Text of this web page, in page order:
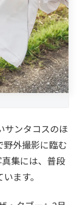
サンタコスのほ
野外撮影に臨む
集には、普段
ます。